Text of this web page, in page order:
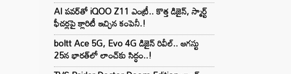
AI పవర్‌తో iQOO Z11 ఎంట్రీ.. కొత్త డిజైన్, స్మార్ట్
ఫీచర్లపై క్లారిటీ ఇచ్చిన కంపెనీ.!
boltt Ace 5G, Evo 4G డిజైన్ రివీల్.. ఆగస్టు
25న భారత్‌లో లాంచ్‌కు సిద్ధం..!